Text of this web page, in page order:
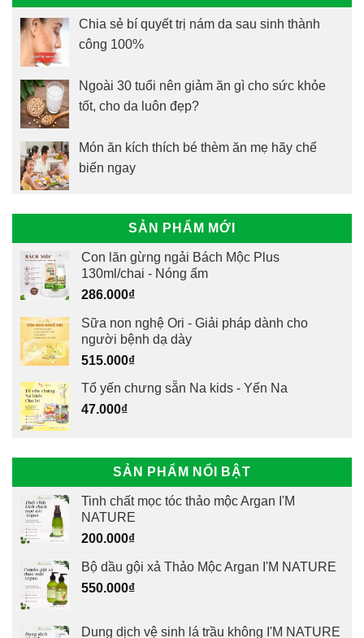
Chia sẻ bí quyết trị nám da sau sinh thành
công 100%
Ngoài 30 tuổi nên giảm ăn gì cho sức khỏe
tốt, cho da luôn đẹp?
Món ăn kích thích bé thèm ăn mẹ hãy chế
biến ngay
SẢN PHẨM MỚI
Con lăn gừng ngải Bách Mộc Plus
130ml/chai - Nóng ấm
286.000₫
Sữa non nghệ Ori - Giải pháp dành cho
người bệnh dạ dày
515.000₫
Tổ yến chưng sẵn Na kids - Yến Na
47.000₫
SẢN PHẨM NỔI BẬT
Tinh chất mọc tóc thảo mộc Argan I'M
NATURE
200.000₫
Bộ dầu gội xả Thảo Mộc Argan I'M NATURE
550.000₫
Dung dịch vệ sinh lá trầu không I'M NATURE